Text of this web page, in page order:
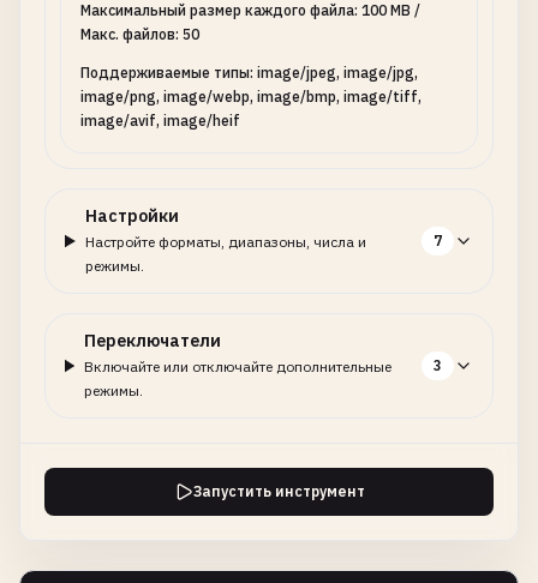
Максимальный размер каждого файла: 100 MB /
Макс. файлов: 50
Поддерживаемые типы: image/jpeg, image/jpg,
image/png, image/webp, image/bmp, image/tiff,
image/avif, image/heif
Настройки
Настройте форматы, диапазоны, числа и
режимы.
7
Переключатели
Включайте или отключайте дополнительные
режимы.
3
Запустить инструмент